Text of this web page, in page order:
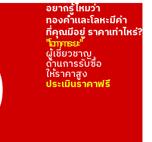
อยากรู้ไหมว่า
ทองคำและโลหะมีค่า
ที่คุณมีอยู่ ราคาเท่าไหร่?
"โอทาคาระยะ"
ผู้เชี่ยวชาญ
ด้านการรับซื้อ
ให้ราคาสูง
ประเมินราคาฟรี